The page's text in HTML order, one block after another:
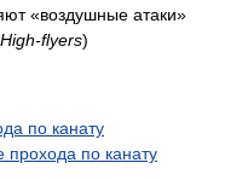
«воздушные атаки»
High-flyers)
по канату
по канату